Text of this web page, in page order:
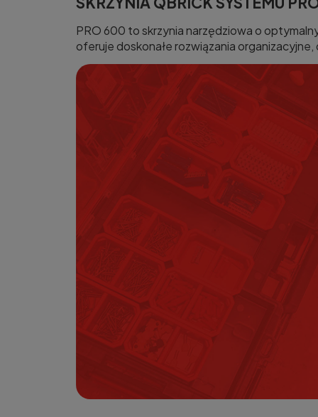
PRO 600 to skrzynia narzędziowa o
oferuje doskonałe rozwiązania